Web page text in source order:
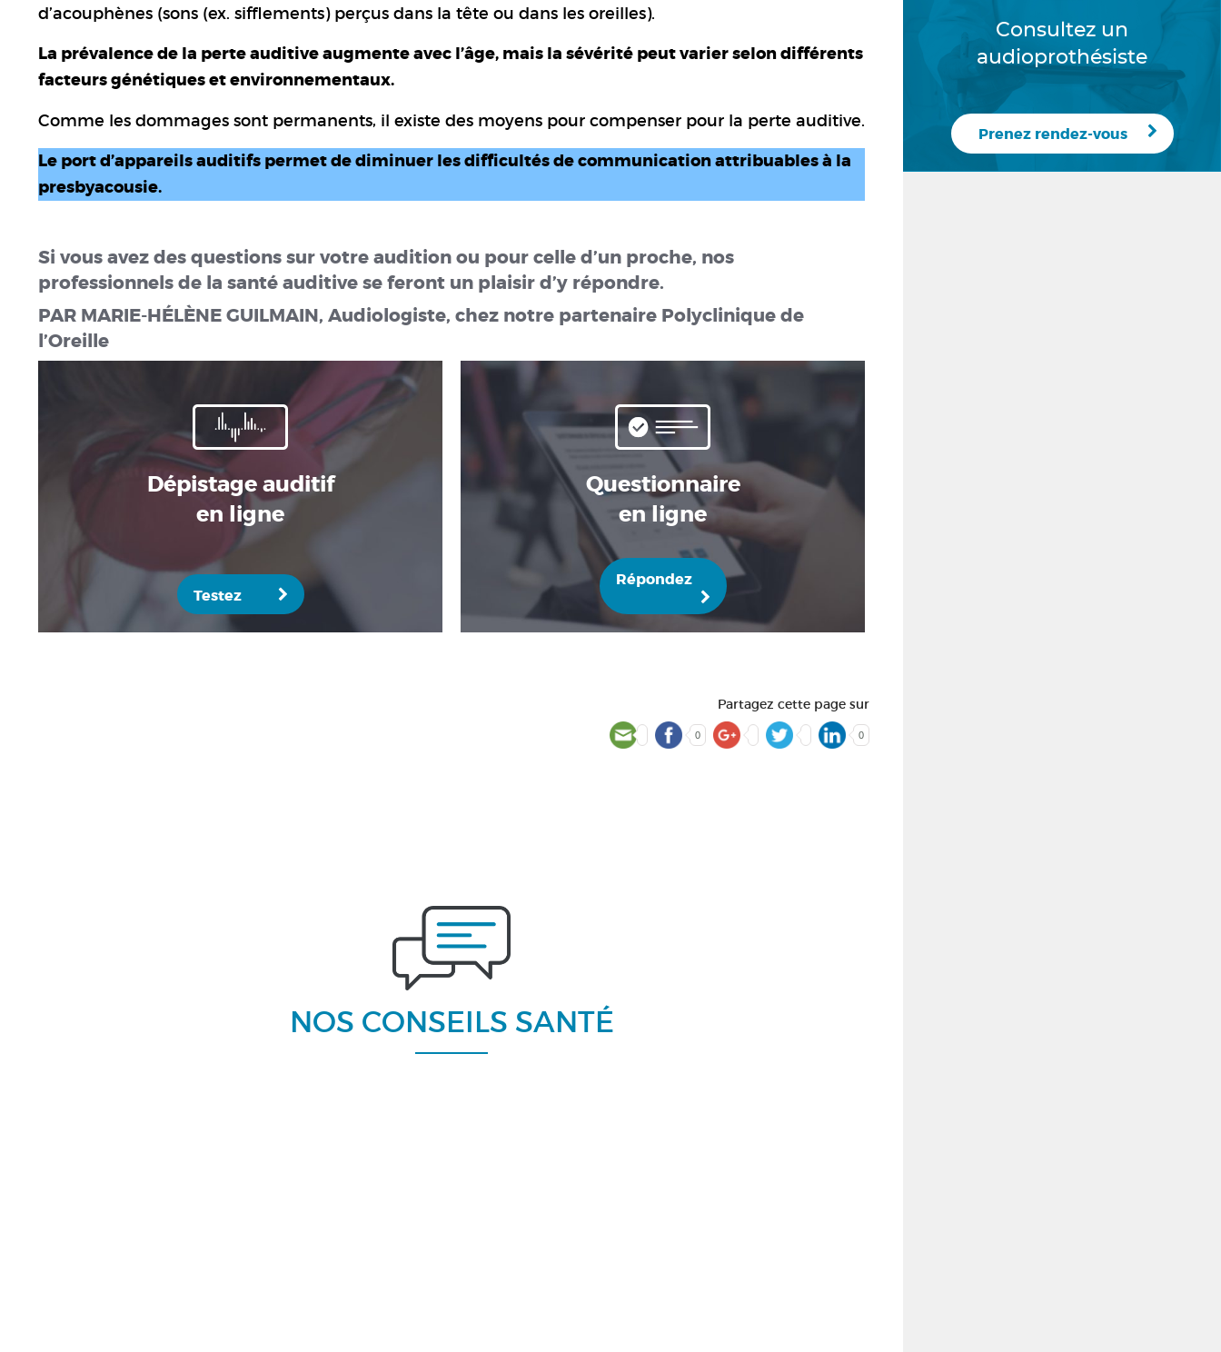
d’acouphènes (sons (ex. sifflements) perçus dans la tête ou dans les oreilles).
La prévalence de la perte auditive augmente avec l’âge, mais la sévérité peut varier selon différents
facteurs génétiques et environnementaux.
Comme les dommages sont permanents, il existe des moyens pour compenser pour la perte auditive.
Le port d’appareils auditifs permet de diminuer les difficultés de communication attribuables à la
presbyacousie.
Si vous avez des questions sur votre audition ou pour celle d’un proche, nos
professionnels de la santé auditive se feront un plaisir d’y répondre.
PAR MARIE-HÉLÈNE GUILMAIN, Audiologiste, chez notre partenaire Polyclinique de
l’Oreille
Dépistage auditif
en ligne
Testez
Questionnaire
en ligne
Répondez
Partagez cette page sur
0 0
NOS CONSEILS SANTÉ
Consultez un
audioprothésiste
Prenez rendez-vous